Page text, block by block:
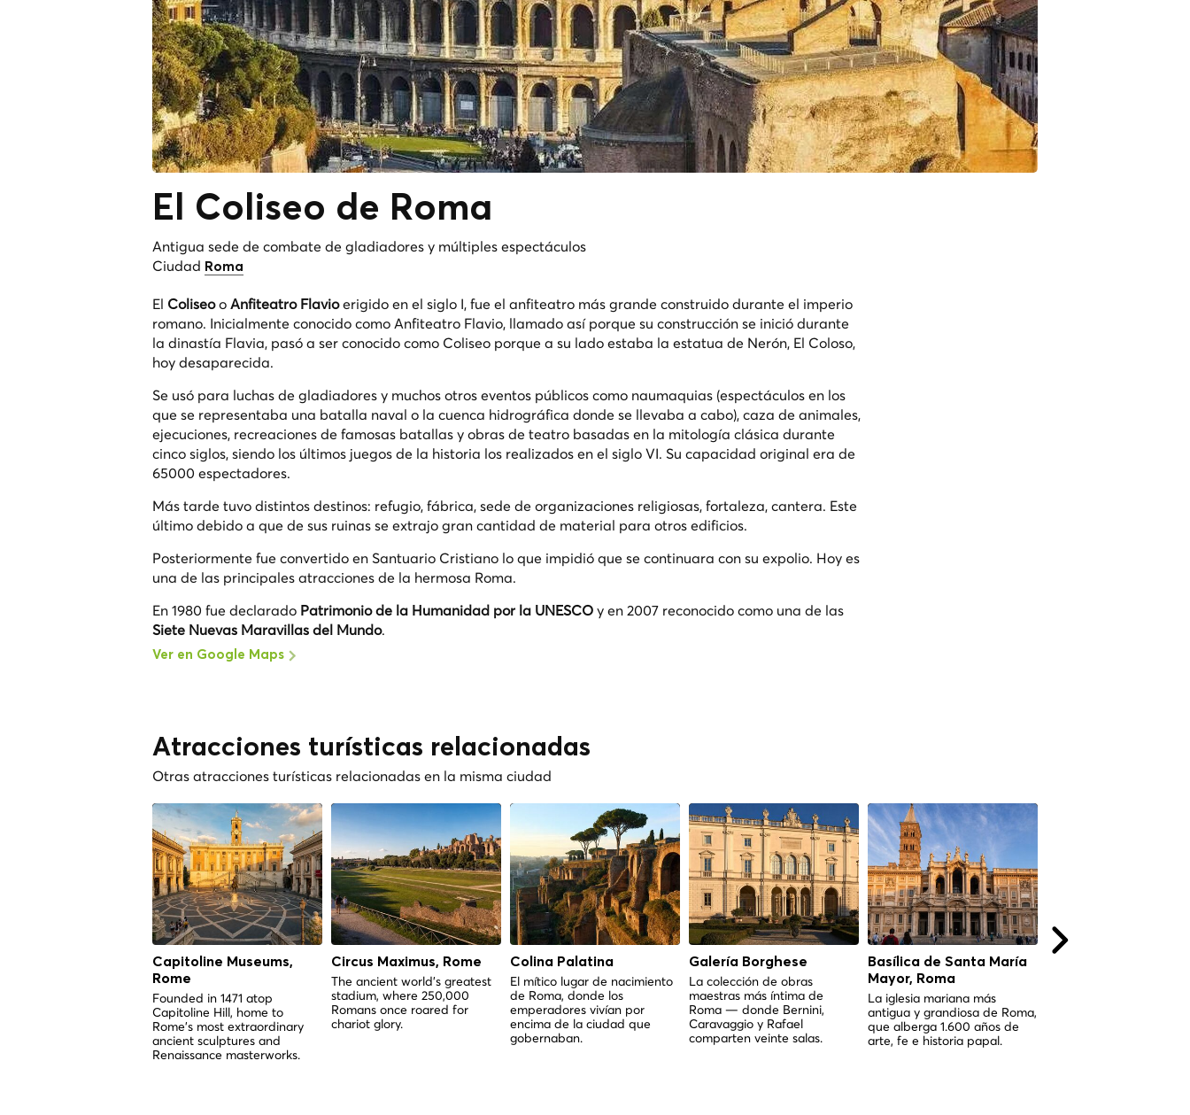
El Coliseo de Roma
Antigua sede de combate de gladiadores y múltiples espectáculos
Ciudad Roma
El Coliseoo Anfiteatro Flavioerigido en el siglo I, fue el anfiteatro más grande construido durante el imperio
romano. Inicialmente conocido como Anfiteatro Flavio, llamado así porque su construcción se inició durante
la dinastía Flavia, pasó a ser conocido como Coliseo porque a su lado estaba la estatua de Nerón, El Coloso,
hoy desaparecida.
Se usó para luchas de gladiadores y muchos otros eventos públicos como naumaquias (espectáculos en los
que se representaba una batalla naval o la cuenca hidrográfica donde se llevaba a cabo), caza de animales,
ejecuciones, recreaciones de famosas batallas y obras de teatro basadas en la mitología clásica durante
cinco siglos, siendo los últimos juegos de la historia los realizados en el siglo VI. Su capacidad original era de
65000 espectadores.
Más tarde tuvo distintos destinos: refugio, fábrica, sede de organizaciones religiosas, fortaleza, cantera. Este
último debido a que de sus ruinas se extrajo gran cantidad de material para otros edificios.
Posteriormente fue convertido en Santuario Cristiano lo que impidió que se continuara con su expolio. Hoy es
una de las principales atracciones de la hermosa Roma.
En 1980 fue declarado Patrimonio de la Humanidad por la UNESCO y en 2007 reconocido como una de las
Siete Nuevas Maravillas del Mundo.
Ver en Google Maps
Atracciones turísticas relacionadas
Otras atracciones turísticas relacionadas en la misma ciudad
Capitoline Museums,
Rome
Founded in 1471 atop
Capitoline Hill, home to
Rome's most extraordinary
ancient sculptures and
Renaissance masterworks.
Circus Maximus, Rome
The ancient world's greatest
stadium, where 250,000
Romans once roared for
chariot glory.
Colina Palatina
El mítico lugar de nacimiento
de Roma, donde los
emperadores vivían por
encima de la ciudad que
gobernaban.
Galería Borghese
La colección de obras
maestras más íntima de
Roma — donde Bernini,
Caravaggio y Rafael
comparten veinte salas.
Basílica de Santa María
Mayor, Roma
La iglesia mariana más
antigua y grandiosa de Roma,
que alberga 1.600 años de
arte, fe e historia papal.